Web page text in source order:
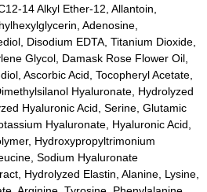
14 Alkyl Ether-12, Allantoin,
Adenosine,
Disodium EDTA, Titanium Dioxide,
Glycol, Damask Rose Flower Oil,
Ascorbic Acid, Tocopheryl Acetate,
Hyaluronate, Hydrolyzed
Hyaluronic Acid, Serine, Glutamic
Hyaluronate, Hyaluronic Acid,
Hydroxypropyltrimonium
Sodium Hyaluronate
Hydrolyzed Elastin, Alanine, Lysine,